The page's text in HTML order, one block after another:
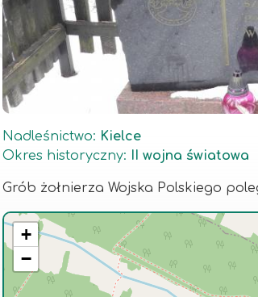
Nadleśnictwo: Kielce
Okres historyczny: II wojna światowa
Grób żołnierza Wojska Polskiego
+
−